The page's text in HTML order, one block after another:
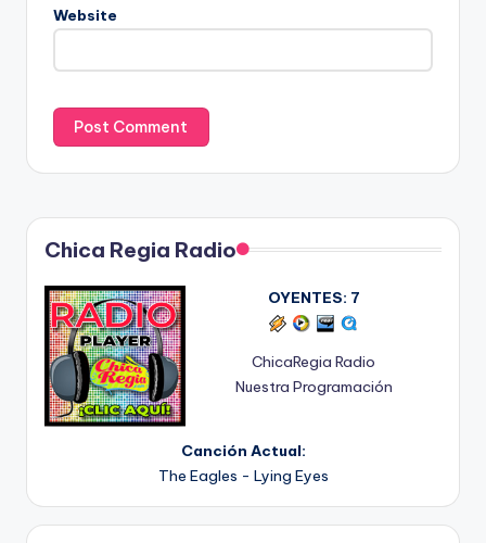
Website
Chica Regia Radio
OYENTES: 7
ChicaRegia Radio
Nuestra Programación
Canción Actual:
The Eagles - Lying Eyes